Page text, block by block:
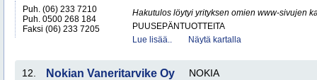
Puh. (06) 233 7210
Puh. 0500 268 184
Faksi (06) 233 7205
Hakutulos löytyi yrityksen omien www-sivujen
PUUSEPÄNTUOTTEITA
Lue lisää..
Näytä kartalla
12. Nokian Vaneritarvike Oy NOKIA